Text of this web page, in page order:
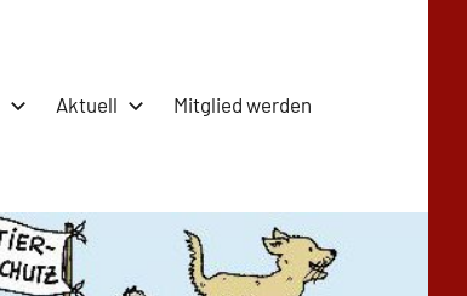
Aktuell Mitglied werden